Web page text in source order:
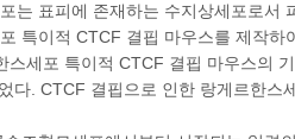
는 표피에 존재하는 수지상세포로서
특이적 CTCF 결핍 마우스를 제작
스세포 특이적 CTCF 결핍 마우스의
다. CTCF 결핍으로 인한 랑게르한